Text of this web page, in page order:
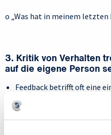
o „Was hat in meinem
3. Kritik von Verhalten
auf die eigene Person
Feedback betrifft oft eine
nicht den gesamten
Innere Umformulierung: